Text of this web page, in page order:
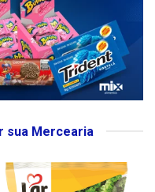
sua Mercearia